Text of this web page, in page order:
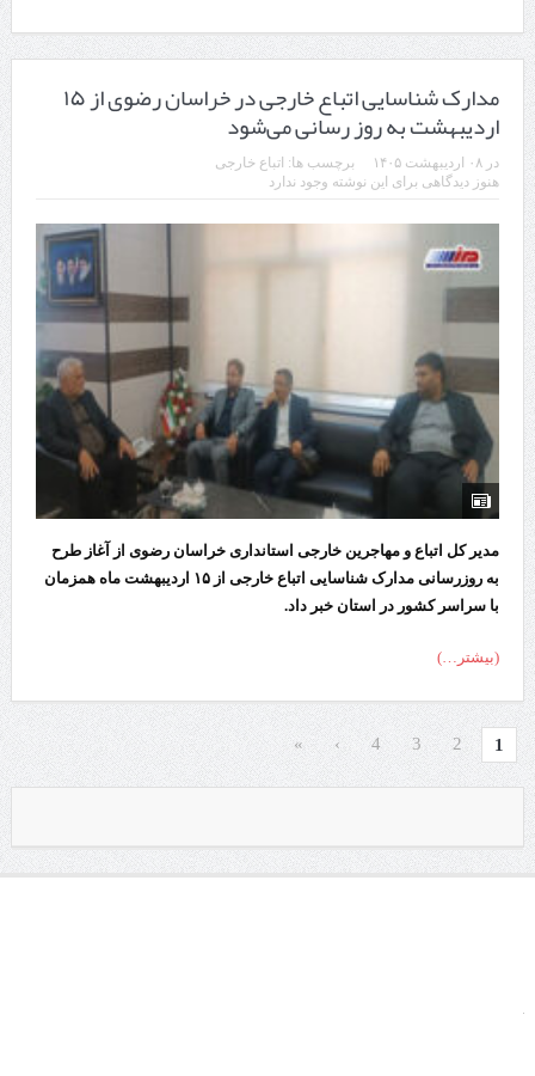
مدارک شناسایی اتباع خارجی در خراسان رضوی از ۱۵
اردیبهشت به روز رسانی می‌شود
در ۰۸ اردیبهشت ۱۴۰۵ برچسب ها: اتباع خارجی
هنوز دیدگاهی برای این نوشته وجود ندارد
مدیر کل اتباع و مهاجرین خارجی استانداری خراسان رضوی از آغاز طرح
به روزرسانی مدارک شناسایی اتباع خارجی از ۱۵ اردیبهشت ماه همزمان
با سراسر کشور در استان خبر داد.
(بیشتر…)
1
2
3
4
›
»